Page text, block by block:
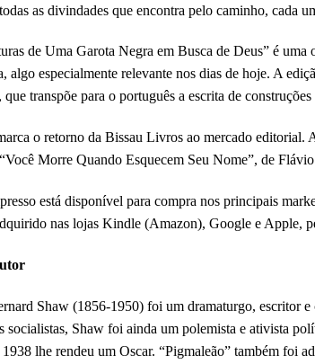
as divindades que encontra pelo caminho, cada
de Uma Garota Negra em Busca de Deus” é
algo especialmente relevante nos dias de hoje. A
que transpõe para o português a escrita de
o retorno da Bissau Livros ao mercado editorial.
Morre Quando Esquecem Seu Nome”, de
está disponível para compra nos principais
nas lojas Kindle (Amazon), Google e Apple,
Shaw (1856-1950) foi um dramaturgo, escritor
socialistas, Shaw foi ainda um polemista e ativista
lhe rendeu um Oscar. “Pigmaleão” também foi